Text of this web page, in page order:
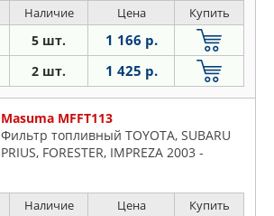
Наличие Цена Купить
5 шт. 1 166 р.
2 шт. 1 425 р.
Masuma MFFT113
Фильтр топливный TOYOTA, SUBARU
PRIUS, FORESTER, IMPREZA 2003 -
Наличие Цена Купить